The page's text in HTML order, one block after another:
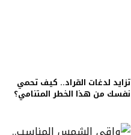
تزايد لدغات القراد.. كيف تحمي
نفسك من هذا الخطر المتنامي؟